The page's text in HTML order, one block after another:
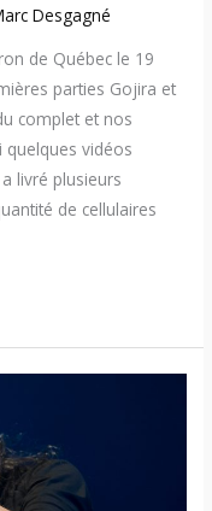
Desgagné
de Québec le 19
parties Gojira et
complet et nos
vidéos
livré plusieurs
de cellulaires